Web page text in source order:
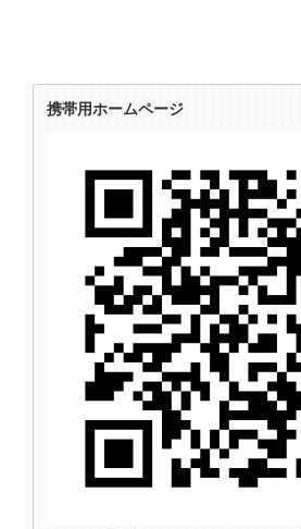
携帯用ホームページ